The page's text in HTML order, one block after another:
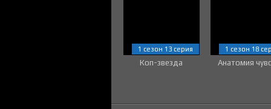
Коп-звезда
1 сезон 13 серия
Анатомия
1 сезон 18